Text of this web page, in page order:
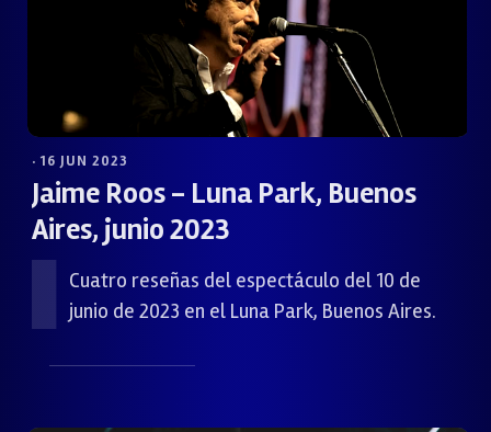
· 16 JUN 2023
Jaime Roos - Luna Park, Buenos
Aires, junio 2023
Cuatro reseñas del espectáculo del 10 de
junio de 2023 en el Luna Park, Buenos Aires.